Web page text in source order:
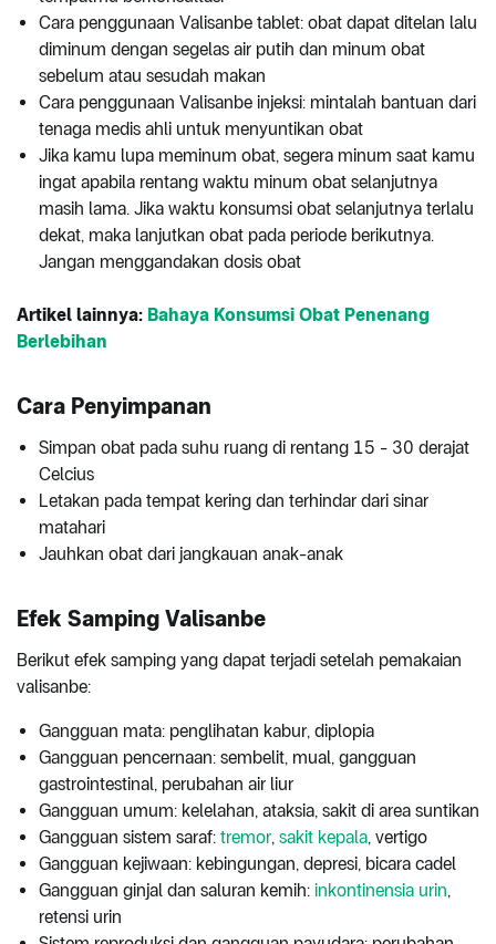
Cara penggunaan Valisanbe tablet: obat dapat ditelan lalu
diminum dengan segelas air putih dan minum obat
sebelum atau sesudah makan
Cara penggunaan Valisanbe injeksi: mintalah bantuan dari
tenaga medis ahli untuk menyuntikan obat
Jika kamu lupa meminum obat, segera minum saat kamu
ingat apabila rentang waktu minum obat selanjutnya
masih lama. Jika waktu konsumsi obat selanjutnya terlalu
dekat, maka lanjutkan obat pada periode berikutnya.
Jangan menggandakan dosis obat
Artikel lainnya: Bahaya Konsumsi Obat Penenang
Berlebihan
Cara Penyimpanan
Simpan obat pada suhu ruang di rentang 15 - 30 derajat
Celcius
Letakan pada tempat kering dan terhindar dari sinar
matahari
Jauhkan obat dari jangkauan anak-anak
Efek Samping Valisanbe
Berikut efek samping yang dapat terjadi setelah pemakaian
valisanbe:
Gangguan mata: penglihatan kabur, diplopia
Gangguan pencernaan: sembelit, mual, gangguan
gastrointestinal, perubahan air liur
Gangguan umum: kelelahan, ataksia, sakit di area suntikan
Gangguan sistem saraf: tremor, sakit kepala, vertigo
Gangguan kejiwaan: kebingungan, depresi, bicara cadel
Gangguan ginjal dan saluran kemih: inkontinensia urin,
retensi urin